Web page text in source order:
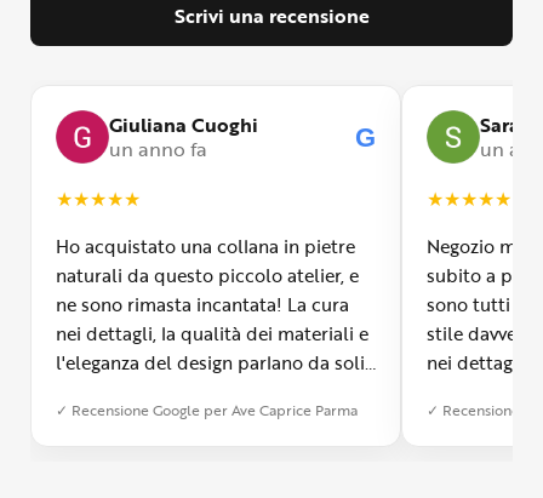
Scrivi una recensione
Giuliana Cuoghi
un anno fa
G
★★★★★
Ho acquistato una collana in pietre
naturali da questo piccolo atelier, e
ne sono rimasta incantata! La cura
nei dettagli, la qualità dei materiali e
l'eleganza del design parlano da soli.
stato impeccabile: veloce, preciso e
✓ Recensione Google per Ave Caprice Parma
Sara
un
★★★★★
Negozio
subito a
sono tutti
stile davvero
nei dettagli,
qualità e si
✓ Recensione